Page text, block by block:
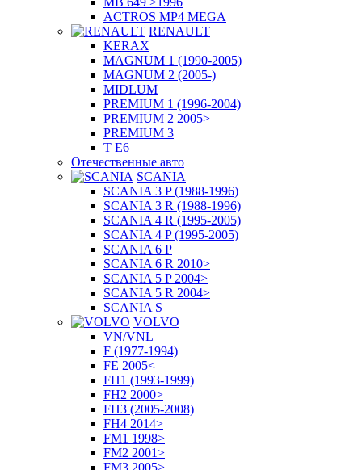
ACTROS MP4 MEGA
RENAULT
KERAX
MAGNUM 1 (1990-2005)
MAGNUM 2 (2005-)
MIDLUM
PREMIUM 1 (1996-2004)
PREMIUM 2 2005>
PREMIUM 3
T E6
Отечественные авто
SCANIA
SCANIA 3 P (1988-1996)
SCANIA 3 R (1988-1996)
SCANIA 4 R (1995-2005)
SCANIA 4 P (1995-2005)
SCANIA 6 P
SCANIA 6 R 2010>
SCANIA 5 P 2004>
SCANIA 5 R 2004>
SCANIA S
VOLVO
VN/VNL
F (1977-1994)
FE 2005<
FH1 (1993-1999)
FH2 2000>
FH3 (2005-2008)
FH4 2014>
FM1 1998>
FM2 2001>
FM3 2005>